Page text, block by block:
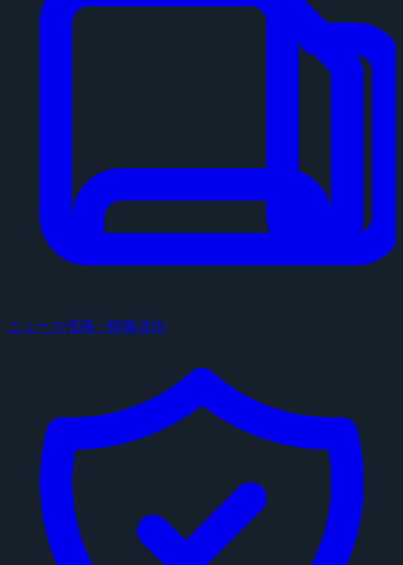
ニュース投稿・情報提供